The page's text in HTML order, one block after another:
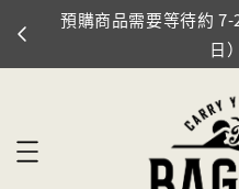
預購商品需要等待約
日）